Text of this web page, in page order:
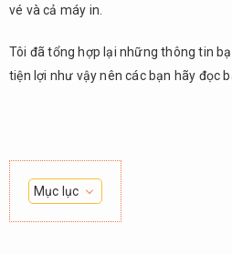
vé và cả máy in.
Tôi đã tổng hợp lại những thông tin
tiện lợi như vậy nên các bạn hãy đọc
Mục lục
1.